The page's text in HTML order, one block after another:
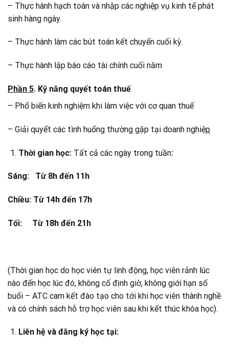
– Thực hành hạch toán và nhập các nghiệp vụ kinh tế phát
sinh hàng ngày.
– Thực hành làm các bút toán kết chuyển cuối kỳ.
– Thực hành lập báo cáo tài chính cuối năm
Phần 5. Kỹ năng quyết toán thuế
– Phổ biến kinh nghiệm khi làm việc với cơ quan thuế
– Giải quyết các tình huống thường gặp tại doanh nghiệp
Thời gian học: Tất cả các ngày trong tuần:
Sáng: Từ 8h đến 11h
Chiều: Từ 14h đến 17h
Tối: Từ 18h đến 21h
(Thời gian học do học viên tự linh động, học viên rảnh lúc
nào đến học lúc đó, không cố định giờ, không giới hạn số
buổi – ATC cam kết đào tạo cho tới khi học viên thành nghề
và có chính sách hỗ trợ học viên sau khi kết thúc khóa học).
Liên hệ và đăng ký học tại: